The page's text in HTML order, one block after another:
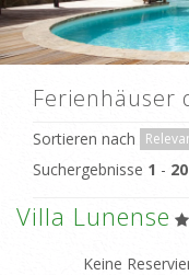
Ferienhäuser
Sortieren nach
Suchergebnisse 1 - 20
Villa Lunense
Keine